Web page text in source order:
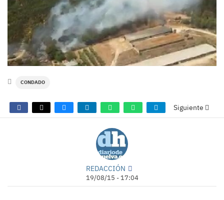
CONDADO
Siguiente
REDACCIÓN
19/08/15 - 17:04